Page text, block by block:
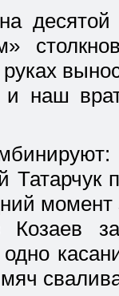
десятой
наш
Татарчук
момент